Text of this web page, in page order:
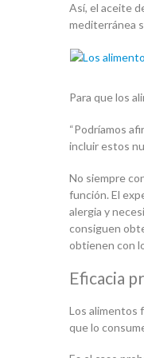
Así, el aceite
mediterránea
Para que los
“Podríamos
incluir estos
No siempre
función. El
alergia y
consiguen
obtienen con
Eficacia
Los alimentos
que lo